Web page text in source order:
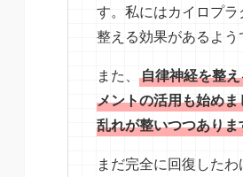
す。私にはカイロプ
整える効果があるよう
また、 自律神経を整
メントの活用も始め
乱れが整いつつありま
まだ完全に回復した